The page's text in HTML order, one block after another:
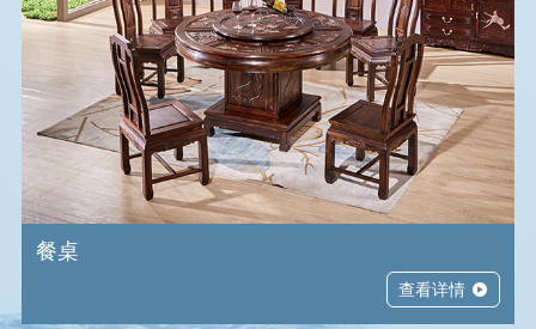
餐桌
查看详情